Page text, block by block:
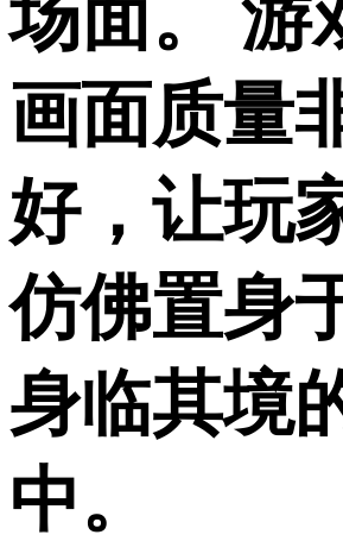
场面。 游
画面质量
好，让玩
仿佛置身
身临其境
中。